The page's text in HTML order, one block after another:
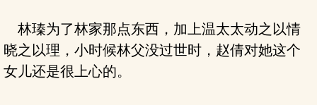
林瑧为了林家那点东西，加上温太太动之以情
晓之以理，小时候林父没过世时，赵倩对她这个
女儿还是很上心的。